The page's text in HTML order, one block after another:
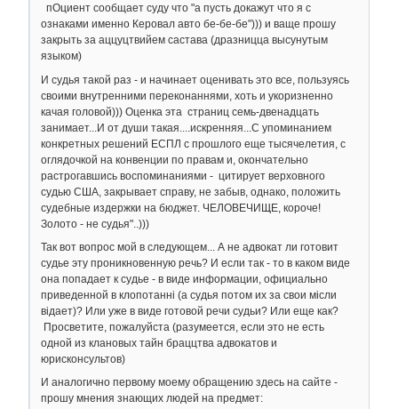
пОциент сообщает суду что "а пусть докажут что я с
ознаками именно Керовал авто бе-бе-бе"))) и ваще прошу
закрыть за аццуцтвийем састава (дразницца высунутым
языком)
И судья такой раз - и начинает оценивать это все, пользуясь
своими внутренними переконаннями, хоть и укоризненно
качая головой))) Оценка эта страниц семь-двенадцать
занимает...И от души такая....искренняя...С упоминанием
конкретных решений ЕСПЛ с прошлого еще тысячелетия, с
оглядочкой на конвенции по правам и, окончательно
растрогавшись воспоминаниями - цитирует верховного
судью США, закрывает справу, не забыв, однако, положить
судебные издержки на бюджет. ЧЕЛОВЕЧИЩЕ, короче!
Золото - не судья"..)))
Так вот вопрос мой в следующем... А не адвокат ли готовит
судье эту проникновенную речь? И если так - то в каком виде
она попадает к судье - в виде информации, официально
приведенной в клопотанні (а судья потом их за свои місли
відает)? Или уже в виде готовой речи судьи? Или еще как?
Просветите, пожалуйста (разумеется, если это не есть
одной из клановых тайн браццтва адвокатов и
юрисконсультов)
И аналогично первому моему обращению здесь на сайте -
прошу мнения знающих людей на предмет: